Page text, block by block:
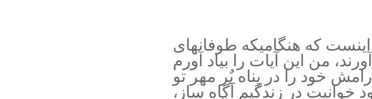
كه هنگاميكه طوفانهاى
من اين آيات را بياد آورم
خود را در پناه پٌر مهر تو
خوانيت در زندگيم آگاه ساز،